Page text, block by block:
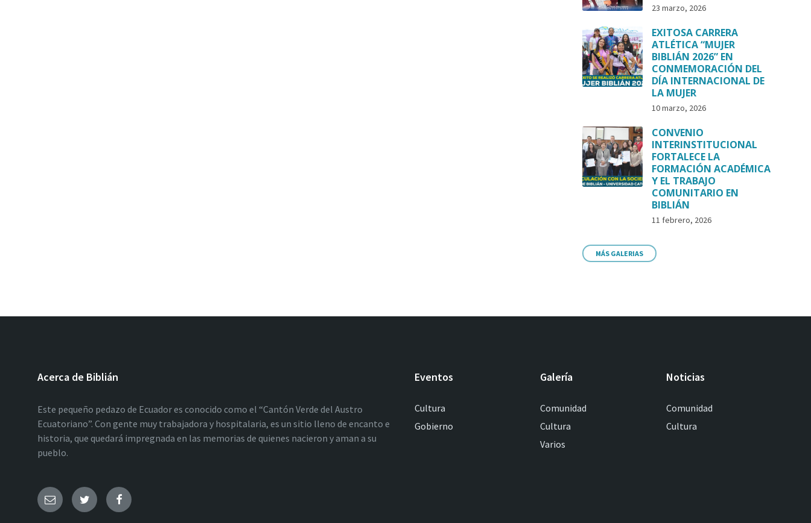
23 marzo, 2026
EXITOSA CARRERA
ATLÉTICA “MUJER
BIBLIÁN 2026” EN
CONMEMORACIÓN DEL
DÍA INTERNACIONAL DE
LA MUJER
10 marzo, 2026
CONVENIO
INTERINSTITUCIONAL
FORTALECE LA
FORMACIÓN ACADÉMICA
Y EL TRABAJO
COMUNITARIO EN
BIBLIÁN
11 febrero, 2026
MÁS GALERIAS
Acerca de Biblián
Este pequeño pedazo de Ecuador es conocido como el “Cantón Verde del Austro
Ecuatoriano”. Con gente muy trabajadora y hospitalaria, es un sitio lleno de encanto e
historia, que quedará impregnada en las memorias de quienes nacieron y aman a su
pueblo.
Eventos
Cultura
Gobierno
Galería
Comunidad
Cultura
Varios
Noticias
Comunidad
Cultura